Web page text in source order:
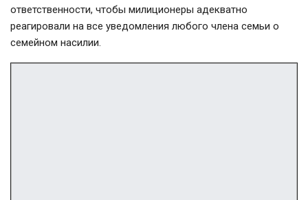
ответственности, чтобы милиционеры адекватно
реагировали на все уведомления любого члена семьи о
семейном насилии.